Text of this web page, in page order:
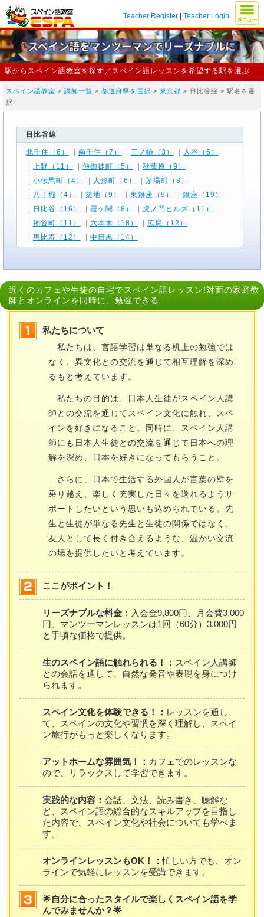
Teacher Register |Teacher Login
駅からスペイン語教室を探す／スペイン語レッスンを希望する駅を選ぶ
スペイン語教室 > 講師一覧 > 都道府県を選択 > 東京都 > 日比谷線 > 駅名を選
択
日比谷線
北千住（6） 南千住（7） 三ノ輪（3）
入谷（6）
上野（11） 仲御徒町（5）
秋葉原（9）
小伝馬町（4） 人形町（6）
茅場町（8）
八丁堀（4） 築地（9） 東銀座（9）
銀座（19）
日比谷（16） 霞ケ関（8）
虎ノ門ヒルズ（11）
神谷町（11） 六本木（18）
広尾（12）
恵比寿（12） 中目黒（14）
近くのカフェや生徒の自宅でスペイン語レッスン!対面の家庭教
師とオンラインを同時に、勉強できる
私たちについて
私たちは、言語学習は単なる机上の勉強では
なく、異文化との交流を通じて相互理解を深め
るもと考えています。
私たちの目的は、日本人生徒がスペイン人講
師との交流を通じてスペイン文化に触れ、スペ
インを好きになること。同時に、スペイン人講
師にも日本人生徒との交流を通じて日本への理
解を深め、日本を好きになってもらうこと。
さらに、日本で生活する外国人が言葉の壁を
乗り越え、楽しく充実した日々を送れるようサ
ポートしたいという思いも込められている。先
生と生徒が単なる先生と生徒の関係ではなく、
友人として長く付き合えるような、温かい交流
の場を提供したいと考えています。
ここがポイント！
リーズナブルな料金： 入会金9,800円、月会費3,000
円、マンツーマンレッスンは1回（60分）3,000円
と手頃な価格で提供。
生のスペイン語に触れられる！： スペイン人講師
との会話を通して、自然な発音や表現を身につけ
られます。
スペイン文化を体験できる！： レッスンを通し
て、スペインの文化や習慣を深く理解し、スペイ
ン旅行がもっと楽しくなります。
アットホームな雰囲気！： カフェでのレッスンな
ので、リラックスして学習できます。
実践的な内容：会話、文法、読み書き、聴解な
ど、スペイン語の総合的なスキルアップを目指し
た内容で、スペイン文化や社会についても学べま
す。
オンラインレッスンもOK！：忙しい方でも、オン
ラインで気軽にレッスンを受講できます。
🌟自分に合ったスタイルで楽しくスペイン語を学
んでみませんか？🌟